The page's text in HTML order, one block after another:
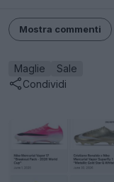
Mostra commenti
Maglie
Sale
Condividi